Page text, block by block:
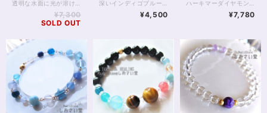
¥7,300
SOLD OUT
スチェーン40cm・
¥4,500 ¥7,780